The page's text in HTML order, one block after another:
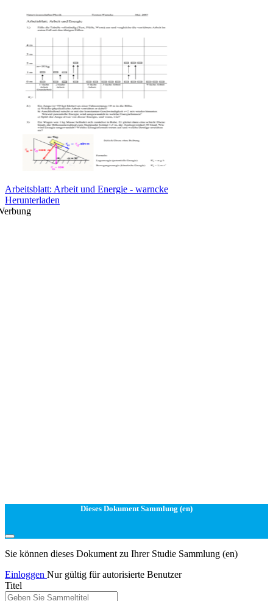
Arbeitsblatt: Arbeit und Energie - warncke
Herunterladen
Dieses Dokument Sammlung (en)
Sie können dieses Dokument zu Ihrer Studie Sammlung (en)
Einloggen Nur gültig für autorisierte Benutzer
Titel